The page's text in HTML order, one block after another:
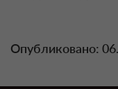
Опубликовано: